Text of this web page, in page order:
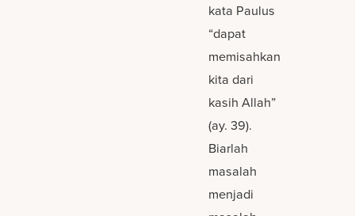
kata Paulus
“dapat
memisahkan
kita dari
kasih Allah”
(ay. 39).
Biarlah
masalah
menjadi